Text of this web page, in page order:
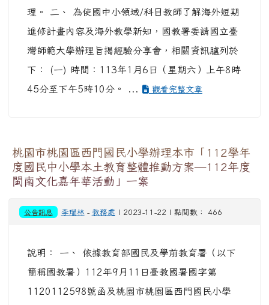
理。 二、 為使國中小領域/科目教師了解海外短期
進修計畫內容及海外教學新知，國教署委請國立臺
灣師範大學辦理旨揭經驗分享會，相關資訊臚列於
下： (一) 時間：113年1月6日（星期六）上午8時
45分至下午5時10分。 ...
觀看完整文章
桃園市桃園區西門國民小學辦理本市「112學年
度國民中小學本土教育整體推動方案―112年度
閩南文化嘉年華活動」一案
公告訊息 李瑞林- 教務處 | 2023-11-22 | 點閱數： 466
說明： 一、 依據教育部國民及學前教育署（以下
簡稱國教署）112年9月11日臺教國署國字第
1120112598號函及桃園市桃園區西門國民小學